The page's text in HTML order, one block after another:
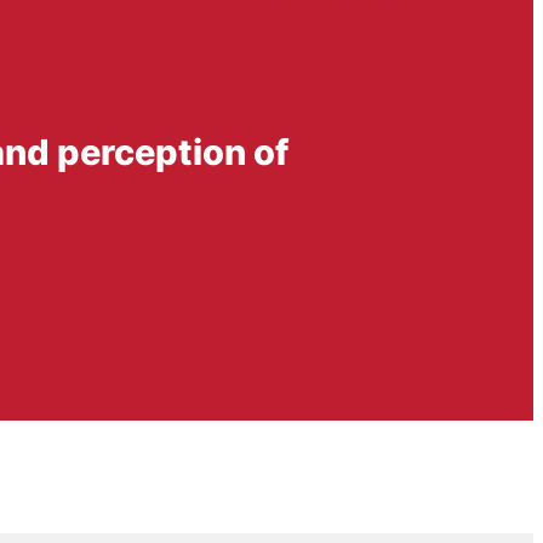
perception of